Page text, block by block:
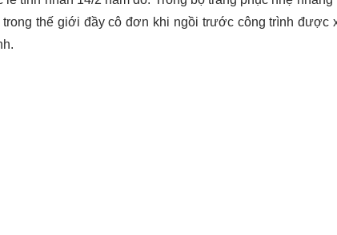
thế giới đầy cô đơn khi ngồi trước công trình được